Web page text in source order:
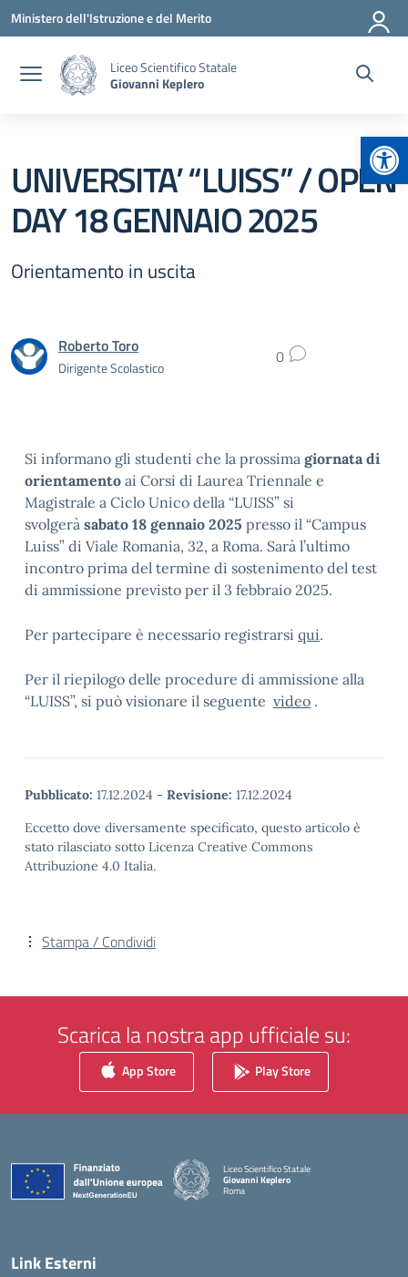
Vai ai contenuti
Vai al menu di navigazione
Vai al footer
Ministero dell'Istruzione e del Merito
Liceo Scientifico Statale
Giovanni Keplero
UNIVERSITA’ “LUISS” / OPEN
DAY 18 GENNAIO 2025
Orientamento in uscita
Roberto Toro
Dirigente Scolastico 0
Si informano gli studenti che la prossima giornata di
orientamento ai Corsi di Laurea Triennale e
Magistrale a Ciclo Unico della “LUISS” si
svolgerà sabato 18 gennaio 2025 presso il “Campus
Luiss” di Viale Romania, 32, a Roma. Sarà l’ultimo
incontro prima del termine di sostenimento del test
di ammissione previsto per il 3 febbraio 2025.
Per partecipare è necessario registrarsi qui.
Per il riepilogo delle procedure di ammissione alla
“LUISS”, si può visionare il seguente video .
Pubblicato: 17.12.2024 - Revisione: 17.12.2024
Eccetto dove diversamente specificato, questo articolo è
stato rilasciato sotto Licenza Creative Commons
Attribuzione 4.0 Italia.
Stampa / Condividi
Scarica la nostra app ufficiale su:
App Store Play Store
Liceo Scientifico Statale
Giovanni Keplero
Roma
Link Esterni